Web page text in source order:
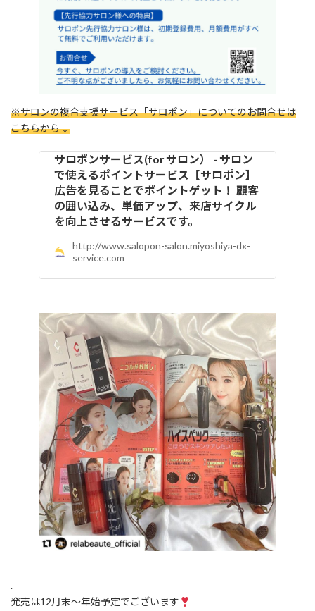
※サロンの複合支援サービス「サロポン」についてのお問合せは
こちらから↓
サロポンサービス(for サロン） - サロン
で使えるポイントサービス【サロポン】
広告を見ることでポイントゲット！ 顧客
の囲い込み、単価アップ、来店サイクル
を向上させるサービスです。
http://www.salopon-salon.miyoshiya-dx-
service.com
.
発売は12月末〜年始予定でございます